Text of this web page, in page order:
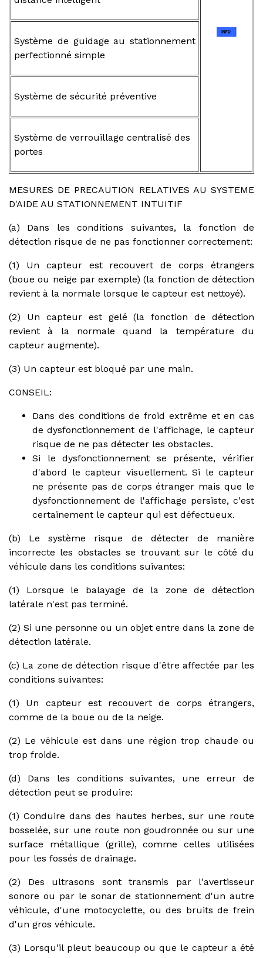
Système de guidage au stationnement
perfectionné simple
Système de sécurité préventive
Système de verrouillage centralisé des
portes
MESURES DE PRECAUTION RELATIVES AU SYSTEME
D'AIDE AU STATIONNEMENT INTUITIF
(a) Dans les conditions suivantes, la fonction de
détection risque de ne pas fonctionner correctement:
(1) Un capteur est recouvert de corps étrangers
(boue ou neige par exemple) (la fonction de détection
revient à la normale lorsque le capteur est nettoyé).
(2) Un capteur est gelé (la fonction de détection
revient à la normale quand la température du
capteur augmente).
(3) Un capteur est bloqué par une main.
CONSEIL:
Dans des conditions de froid extrême et en cas
de dysfonctionnement de l'affichage, le capteur
risque de ne pas détecter les obstacles.
Si le dysfonctionnement se présente, vérifier
d'abord le capteur visuellement. Si le capteur
ne présente pas de corps étranger mais que le
dysfonctionnement de l'affichage persiste, c'est
certainement le capteur qui est défectueux.
(b) Le système risque de détecter de manière
incorrecte les obstacles se trouvant sur le côté du
véhicule dans les conditions suivantes:
(1) Lorsque le balayage de la zone de détection
latérale n'est pas terminé.
(2) Si une personne ou un objet entre dans la zone de
détection latérale.
(c) La zone de détection risque d'être affectée par les
conditions suivantes:
(1) Un capteur est recouvert de corps étrangers,
comme de la boue ou de la neige.
(2) Le véhicule est dans une région trop chaude ou
trop froide.
(d) Dans les conditions suivantes, une erreur de
détection peut se produire:
(1) Conduire dans des hautes herbes, sur une route
bosselée, sur une route non goudronnée ou sur une
surface métallique (grille), comme celles utilisées
pour les fossés de drainage.
(2) Des ultrasons sont transmis par l'avertisseur
sonore ou par le sonar de stationnement d'un autre
véhicule, d'une motocyclette, ou des bruits de frein
d'un gros véhicule.
(3) Lorsqu'il pleut beaucoup ou que le capteur a été